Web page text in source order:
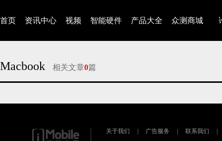
首页 资讯中心 视频 智能硬件 产品大全 众测商城
Macbook 相关文章0篇
关于我们 广告服务 联系我们